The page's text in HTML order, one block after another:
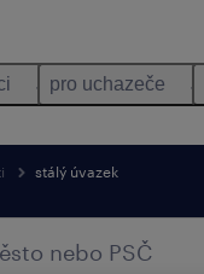
pro uchazeče
stálý úvazek